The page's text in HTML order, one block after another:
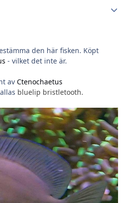
den här fisken. Köpt
- vilket det inte är.
av Ctenochaetus
bluelip bristletooth.